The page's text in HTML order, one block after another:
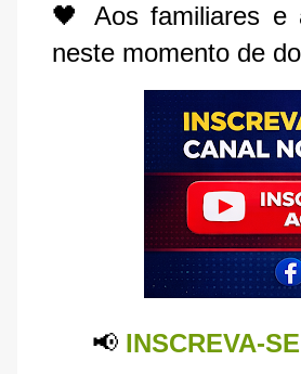
🖤 Aos familiares e
neste momento de
📢 INSCREVA-